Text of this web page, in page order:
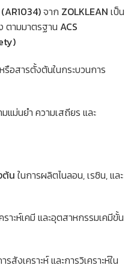
จาก ZOLKLEAN เป็น
ตามมาตรฐาน ACS
รือสารตั้งต้นในกระบวนการ
แม่นยำ ความเสถียร และ
ต้น ในการผลิตไนลอน, เรซิน, และ
าะห์เคมี และอุตสาหกรรมเคมีขั้น
งเคราะห์ และการวิเคราะห์ใน